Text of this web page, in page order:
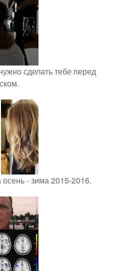
сделать тебе перед
- зима 2015-2016.